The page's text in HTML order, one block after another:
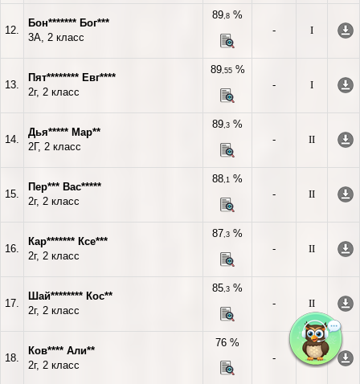
12.
Бон******* Бог***
3А, 2 класс
89,8 %
-
I
13.
Пят******** Евг****
2г, 2 класс
89,55%
-
I
14.
Дья***** Мар**
2Г, 2 класс
89,3 %
-
II
15.
Пер*** Вас*****
2г, 2 класс
88,1 %
-
II
16.
Кар******* Ксе***
2г, 2 класс
87,3 %
-
II
17.
Шай******** Кос**
2г, 2 класс
85,3 %
-
II
18.
Ков**** Али**
2г, 2 класс
76 %
-
III